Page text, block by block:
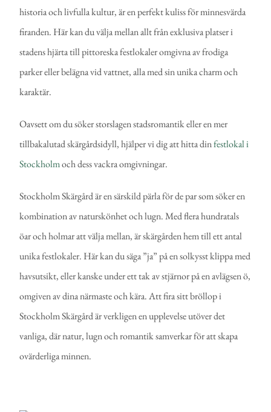
historia och livfulla kultur, är en perfekt kuliss för minnesvärda
firanden. Här kan du välja mellan allt från exklusiva platser i
stadens hjärta till pittoreska festlokaler omgivna av frodiga
parker eller belägna vid vattnet, alla med sin unika charm och
karaktär.
Oavsett om du söker storslagen stadsromantik eller en mer
tillbakalutad skärgårdsidyll, hjälper vi dig att hitta dinfestlokal i
Stockholmoch dess vackra omgivningar.
Stockholm Skärgård är en särskild pärla för de par som söker en
kombination av naturskönhet och lugn. Med flera hundratals
öar och holmar att välja mellan, är skärgården hem till ett antal
unika festlokaler. Här kan du säga ”ja” på en solkysst klippa med
havsutsikt, eller kanske under ett tak av stjärnor på en avlägsen ö,
omgiven av dina närmaste och kära. Att fira sitt bröllop i
Stockholm Skärgård är verkligen en upplevelse utöver det
vanliga, där natur, lugn och romantik samverkar för att skapa
ovärderliga minnen.